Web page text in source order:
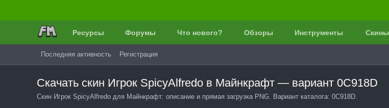
Ресурсы Форумы Что нового? Обзоры Инструменты Скины
Последняя активность Регистрация
Скачать скин Игрок SpicyAlfredo в Майнкрафт — вариант 0C918D
Скин Игрок SpicyAlfredo для Майнкрафт: описание и прямая загрузка PNG. Вариант каталога: 0C918D.